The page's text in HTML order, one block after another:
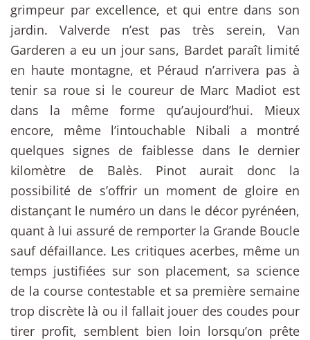
grimpeur par excellence, et qui entre dans son
jardin. Valverde n’est pas très serein, Van
Garderen a eu un jour sans, Bardet paraît limité
en haute montagne, et Péraud n’arrivera pas à
tenir sa roue si le coureur de Marc Madiot est
dans la même forme qu’aujourd’hui. Mieux
encore, même l’intouchable Nibali a montré
quelques signes de faiblesse dans le dernier
kilomètre de Balès. Pinot aurait donc la
possibilité de s’offrir un moment de gloire en
distançant le numéro un dans le décor pyrénéen,
quant à lui assuré de remporter la Grande Boucle
sauf défaillance. Les critiques acerbes, même un
temps justifiées sur son placement, sa science
de la course contestable et sa première semaine
trop discrète là ou il fallait jouer des coudes pour
tirer profit, semblent bien loin lorsqu’on prête